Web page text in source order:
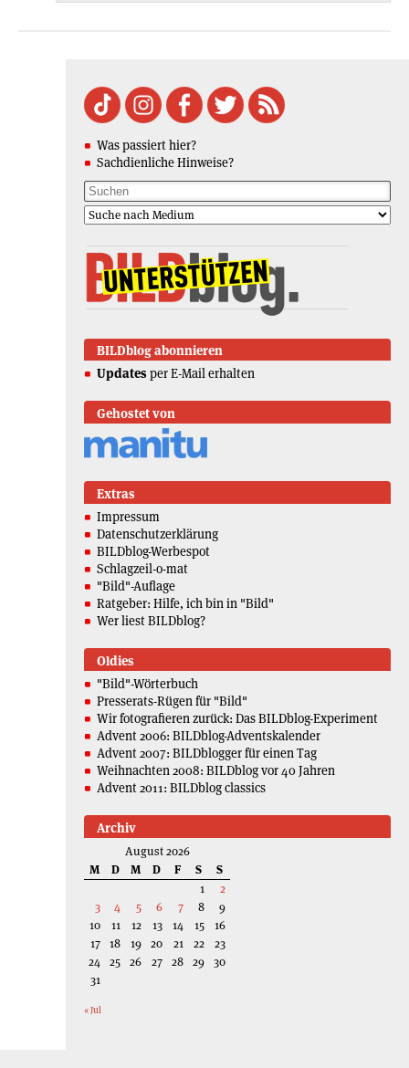
Was passiert hier?
Sachdienliche Hinweise?
BILDblog abonnieren
Updates per E-Mail erhalten
Gehostet von
Extras
Impressum
Datenschutzerklärung
BILDblog-Werbespot
Schlagzeil-o-mat
"Bild"-Auflage
Ratgeber: Hilfe, ich bin in "Bild"
Wer liest BILDblog?
Oldies
"Bild"-Wörterbuch
Presserats-Rügen für "Bild"
Wir fotografieren zurück: Das BILDblog-Experiment
Advent 2006: BILDblog-Adventskalender
Advent 2007: BILDblogger für einen Tag
Weihnachten 2008: BILDblog vor 40 Jahren
Advent 2011: BILDblog classics
Archiv
August 2026
M
D M D F S
S
1
2
3
4 5 6 7 8
9
10
11 12 13 14 15
16
17 18 19 20 21 22
23
24 25 26 27 28 29 30
31
« Jul